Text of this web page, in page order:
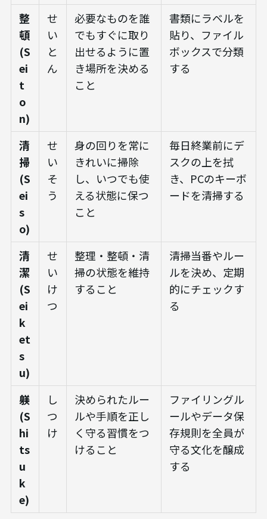
整
頓
(S
ei
t
o
n)
せ
い
と
ん
必要なものを誰
でもすぐに取り
出せるように置
き場所を決める
こと
書類にラベルを
貼り、ファイル
ボックスで分類
する
清
掃
(S
ei
s
o)
せ
い
そ
う
身の回りを常に
きれいに掃除
し、いつでも使
える状態に保つ
こと
毎日終業前にデ
スクの上を拭
き、PCのキーボ
ードを清掃する
清
潔
(S
ei
k
et
s
u)
せ
い
け
つ
整理・整頓・清
掃の状態を維持
すること
清掃当番やルー
ルを決め、定期
的にチェックす
る
躾
(S
hi
ts
u
k
e)
し
つ
け
決められたルー
ルや手順を正し
く守る習慣をつ
けること
ファイリングル
ールやデータ保
存規則を全員が
守る文化を醸成
する